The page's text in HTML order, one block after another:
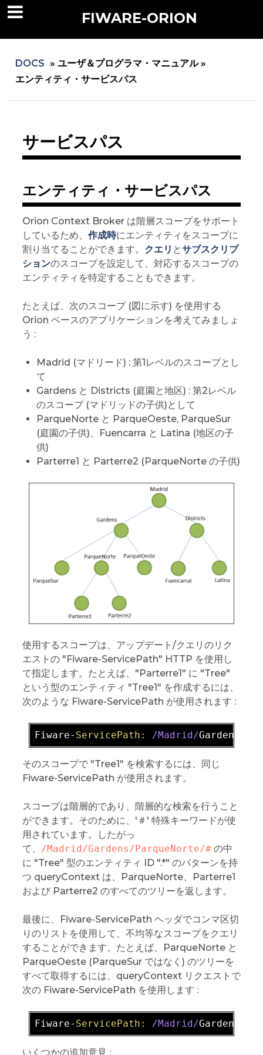
FIWARE-ORION
DOCS » ユーザ＆プログラマ・マニュアル »
エンティティ・サービスパス
サービスパス
エンティティ・サービスパス
Orion Context Broker は階層スコープをサポート
しているため、 作成時にエンティティをスコープに
割り当てることができます。 クエリ とサブスクリプ
ションのスコープを設定して、対応するスコープの
エンティティを特定することもできます。
たとえば、次のスコープ (図に示す) を使用する
Orion ベースのアプリケーションを考えてみましょ
う :
Madrid (マドリード) : 第1レベルのスコープとし
て
Gardens と Districts (庭園と地区) : 第2レベル
のスコープ (マドリッドの子供)として
ParqueNorte と ParqueOeste, ParqueSur
(庭園の子供)、Fuencarra と Latina (地区の子
供)
Parterre1 と Parterre2 (ParqueNorte の子供)
使用するスコープは、アップデート/クエリのリク
エストの "Fiware-ServicePath" HTTP を使用し
て指定します。たとえば、"Parterre1" に "Tree"
という型のエンティティ "Tree1" を作成するには、
次のような Fiware-ServicePath が使用されます :
Fiware- ServicePath: /Madrid/Gardens
そのスコープで "Tree1" を検索するには、同じ
Fiware-ServicePath が使用されます。
スコープは階層的であり、階層的な検索を行うこと
ができます。そのために、'＃' 特殊キーワードが使
用されています。したがっ
て、 /Madrid/Gardens/ParqueNorte/#の中
に "Tree" 型のエンティティ ID ".*" のパターンを持
つ queryContext は、ParqueNorte、Parterre1
および Parterre2 のすべてのツリーを返します。
最後に、Fiware-ServicePath ヘッダでコンマ区切
りのリストを使用して、不均等なスコープをクエリ
することができます。たとえば、ParqueNorte と
ParqueOeste (ParqueSur ではなく) のツリーを
すべて取得するには、queryContext リクエストで
次の Fiware-ServicePath を使用します :
Fiware- ServicePath: /Madrid/Gardens
いくつかの追加意見 :